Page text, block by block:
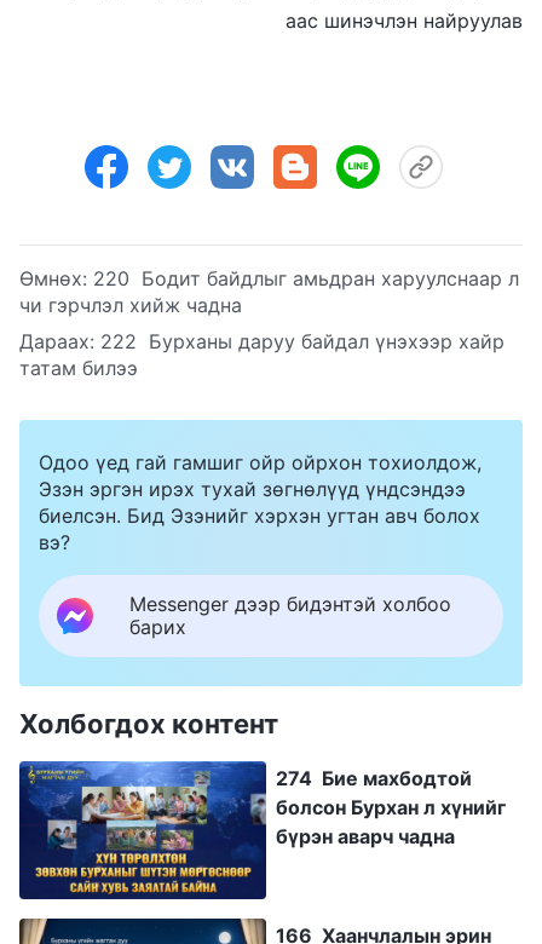
аас шинэчлэн найруулав
Өмнөх: 220 Бодит байдлыг амьдран харуулснаар л
чи гэрчлэл хийж чадна
Дараах: 222 Бурханы даруу байдал үнэхээр хайр
татам билээ
Одоо үед гай гамшиг ойр ойрхон тохиолдож,
Эзэн эргэн ирэх тухай зөгнөлүүд үндсэндээ
биелсэн. Бид Эзэнийг хэрхэн угтан авч болох
вэ?
Messenger дээр бидэнтэй холбоо
барих
Холбогдох контент
274 Бие махбодтой
болсон Бурхан л хүнийг
бүрэн аварч чадна
166 Хаанчлалын эрин